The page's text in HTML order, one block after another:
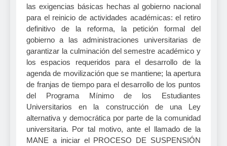
las exigencias básicas hechas al gobierno nacional
para el reinicio de actividades académicas: el retiro
definitivo de la reforma, la petición formal del
gobierno a las administraciones universitarias de
garantizar la culminación del semestre académico y
los espacios requeridos para el desarrollo de la
agenda de movilización que se mantiene; la apertura
de franjas de tiempo para el desarrollo de los puntos
del Programa Mínimo de los Estudiantes
Universitarios en la construcción de una Ley
alternativa y democrática por parte de la comunidad
universitaria. Por tal motivo, ante el llamado de la
MANE a iniciar el PROCESO DE SUSPENSIÓN